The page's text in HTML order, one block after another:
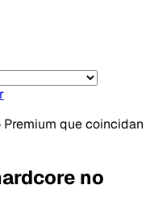
que coincidan
no